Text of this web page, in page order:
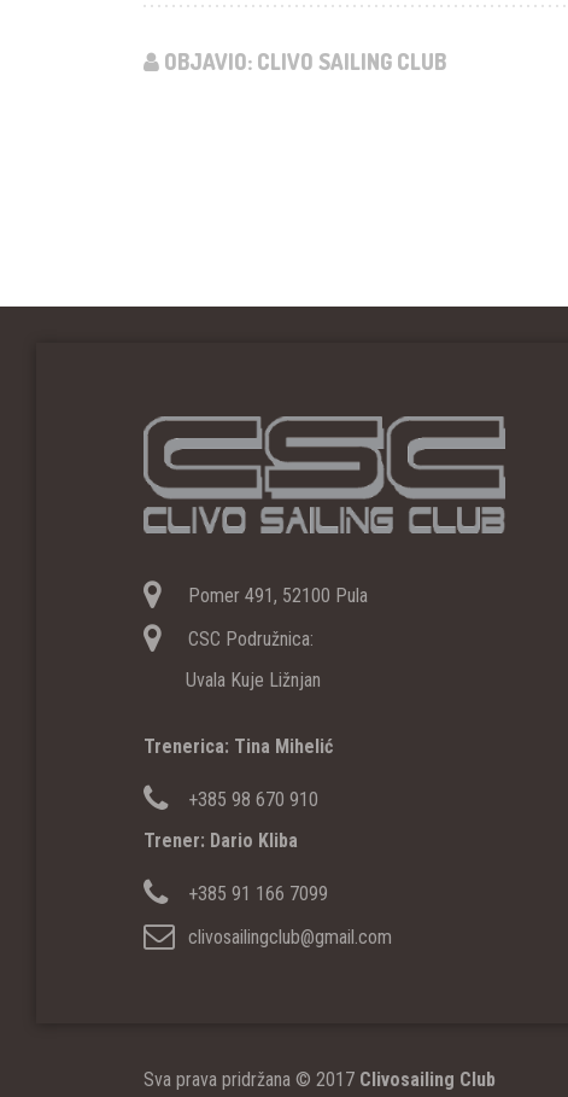
OBJAVIO: CLIVO SAILING CLUB
Pomer 491, 52100 Pula
CSC Podružnica:
Uvala Kuje Ližnjan
Trenerica: Tina Mihelić
+385 98 670 910
Trener: Dario Kliba
+385 91 166 7099
clivosailingclub@gmail.com
Sva prava pridržana © 2017 Clivosailing Club